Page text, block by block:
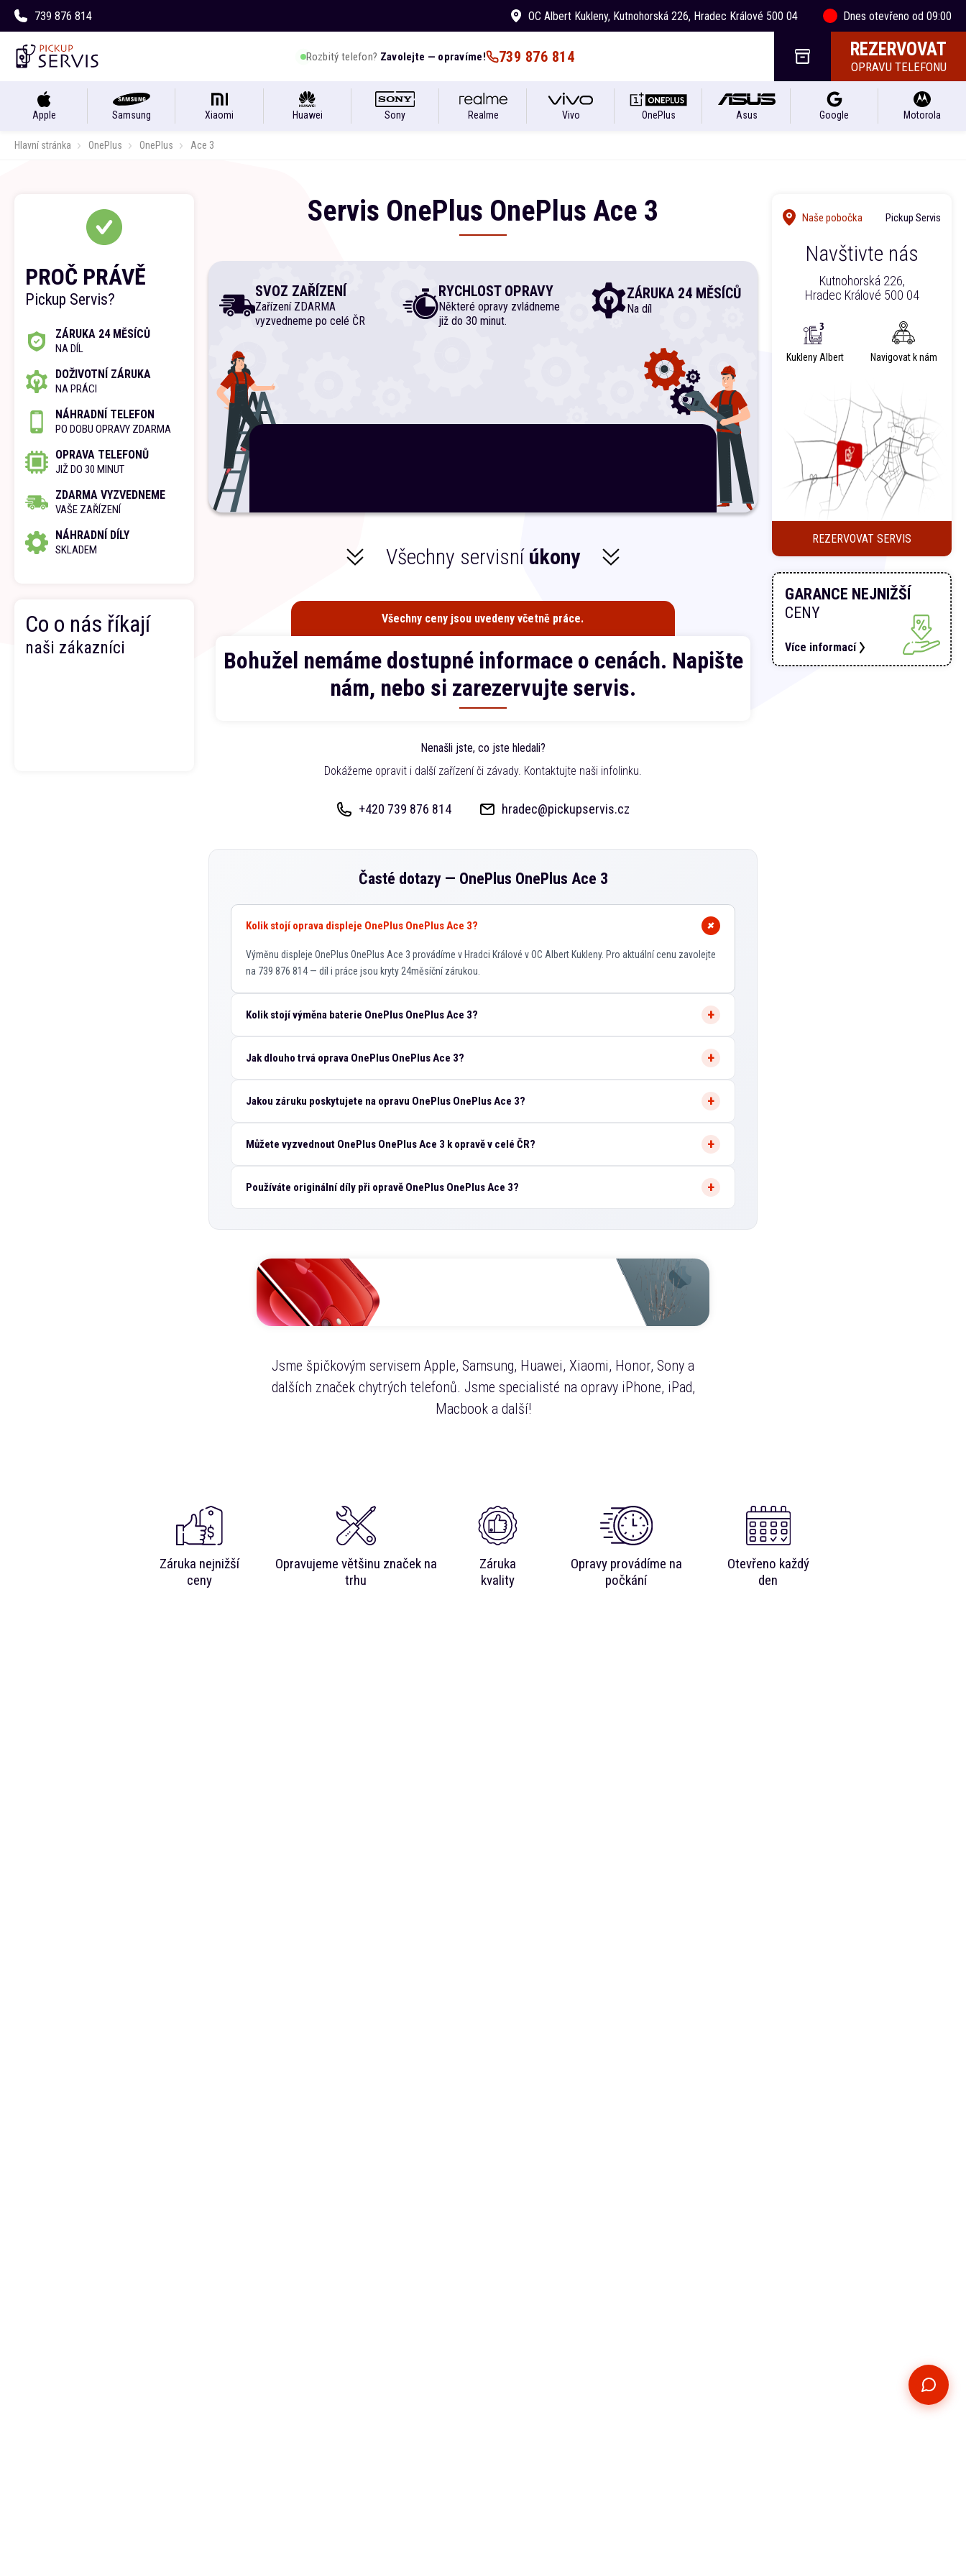
739 876 814 OC Albert Kukleny, Kutnohorská 226, Hradec Králové 500 04 Dnes otevřeno od 09:00
Rozbitý telefon? Zavolejte — opravíme! 739 876 814 REZERVOVAT
OPRAVU TELEFONU
Apple Samsung Xiaomi Huawei Sony Realme Vivo OnePlus Asus Google Motorola
Hlavní stránka OnePlus OnePlus Ace 3
Servis OnePlus OnePlus Ace 3
SVOZ ZAŘÍZENÍ
Zařízení ZDARMA
vyzvedneme po celé ČR
RYCHLOST OPRAVY
Některé opravy zvládneme
již do 30 minut.
ZÁRUKA 24 MĚSÍCŮ
Na díl
Všechny servisní úkony
Všechny ceny jsou uvedeny včetně práce.
Bohužel nemáme dostupné informace o cenách. Napište
nám, nebo si zarezervujte servis.
Nenašli jste, co jste hledali?
Dokážeme opravit i další zařízení či závady. Kontaktujte naši infolinku.
+420 739 876 814 hradec@pickupservis.cz
Časté dotazy — OnePlus OnePlus Ace 3
Kolik stojí oprava displeje OnePlus OnePlus Ace 3?
Výměnu displeje OnePlus OnePlus Ace 3 provádíme v Hradci Králové v OC Albert Kukleny. Pro aktuální cenu zavolejte
na 739 876 814 — díl i práce jsou kryty 24měsíční zárukou.
Kolik stojí výměna baterie OnePlus OnePlus Ace 3?
Jak dlouho trvá oprava OnePlus OnePlus Ace 3?
Jakou záruku poskytujete na opravu OnePlus OnePlus Ace 3?
Můžete vyzvednout OnePlus OnePlus Ace 3 k opravě v celé ČR?
Používáte originální díly při opravě OnePlus OnePlus Ace 3?
Jsme špičkovým servisem Apple, Samsung, Huawei, Xiaomi, Honor, Sony a
dalších značek chytrých telefonů. Jsme specialisté na opravy iPhone, iPad,
Macbook a další!
PROČ PRÁVĚ
Pickup Servis?
ZÁRUKA 24 MĚSÍCŮ
NA DÍL
DOŽIVOTNÍ ZÁRUKA
NA PRÁCI
NÁHRADNÍ TELEFON
PO DOBU OPRAVY ZDARMA
OPRAVA TELEFONŮ
JIŽ DO 30 MINUT
ZDARMA VYZVEDNEME
VAŠE ZAŘÍZENÍ
NÁHRADNÍ DÍLY
SKLADEM
Co o nás říkají
naši zákazníci
Naše pobočka Pickup Servis
Navštivte nás
Kutnohorská 226,
Hradec Králové 500 04
Kukleny Albert Navigovat k nám
REZERVOVAT SERVIS
GARANCE NEJNIŽŠÍ
CENY
Více informací
Záruka nejnižší
ceny
Opravujeme většinu značek na
trhu
Záruka
kvality
Opravy provádíme na
počkání
Otevřeno každý
den